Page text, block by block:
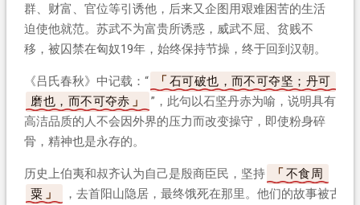
群、财富、官位等引诱他，后来又企图用艰难困苦的生活
迫使他就范。苏武不为富贵所诱惑，威武不屈、贫贱不
移，被囚禁在匈奴19年，始终保持节操，终于回到汉朝。
《吕氏春秋》中记载：“
石可破也，而不可夺坚；丹可
磨也，而不可夺赤
”，此句以石坚丹赤为喻，说明具有
高洁品质的人不会因外界的压力而改变操守，即使粉身碎
骨，精神也是永存的。
历史上伯夷和叔齐认为自己是殷商臣民，坚持
不食周
粟
，去首阳山隐居，最终饿死在那里。他们的故事被古